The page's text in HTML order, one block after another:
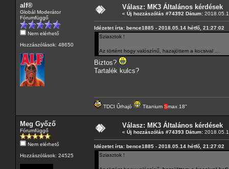
alf®
Globál Moderátor
Fórumfüggő
Nem elérhető
Hozzászólások: 48650
Válasz: MK3 Általános kérdések
« Új hozzászólás #74392 Dátum:
Idézetet írta: bence1885 - 2018.05.14 hétfő, 21:27:02
Sziasztok !
Az történt hogy valószínű, hazajöttem a kocsival ....
Biztos?
Tartalék kulcs?
TDCI Űrhajó Titanium Smax 18"
Meg Győző
Fórumfüggő
Nem elérhető
Hozzászólások: 24525
Válasz: MK3 Általános kérdések
« Új hozzászólás #74393 Dátum:
Idézetet írta: bence1885 - 2018.05.14 hétfő, 21:27:02
Sziasztok !